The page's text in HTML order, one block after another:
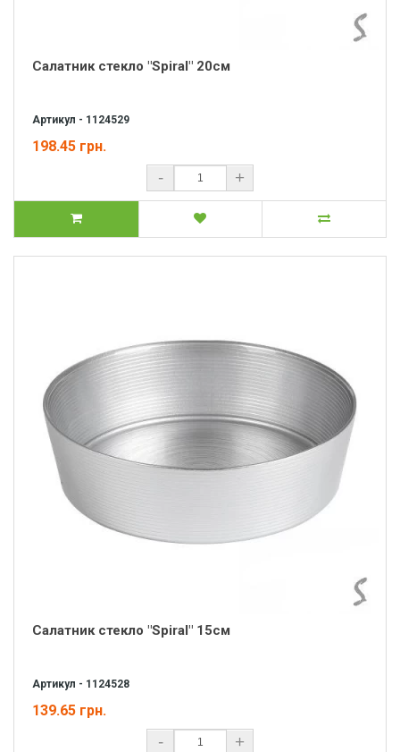
Салатник стекло "Spiral" 20см
Артикул - 1124529
198.45 грн.
- +
Салатник стекло "Spiral" 15см
Артикул - 1124528
139.65 грн.
- +